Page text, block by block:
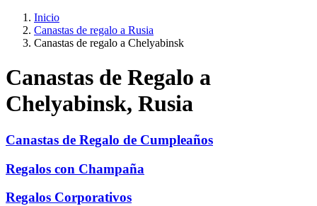
Inicio
Canastas de regalo a Rusia
Canastas de regalo a Chelyabinsk
Canastas de Regalo a
Chelyabinsk, Rusia
Canastas de Regalo de Cumpleaños
Regalos con Champaña
Regalos Corporativos